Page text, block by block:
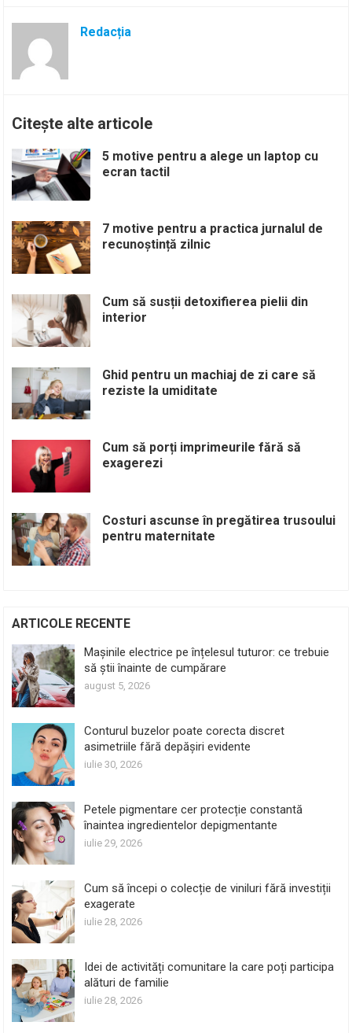
Redacția
Citește alte articole
5 motive pentru a alege un laptop cu
ecran tactil
7 motive pentru a practica jurnalul de
recunoștință zilnic
Cum să susții detoxifierea pielii din
interior
Ghid pentru un machiaj de zi care să
reziste la umiditate
Cum să porți imprimeurile fără să
exagerezi
Costuri ascunse în pregătirea trusoului
pentru maternitate
ARTICOLE RECENTE
Mașinile electrice pe înțelesul tuturor: ce trebuie
să știi înainte de cumpărare
august 5, 2026
Conturul buzelor poate corecta discret
asimetriile fără depășiri evidente
iulie 30, 2026
Petele pigmentare cer protecție constantă
înaintea ingredientelor depigmentante
iulie 29, 2026
Cum să începi o colecție de viniluri fără investiții
exagerate
iulie 28, 2026
Idei de activități comunitare la care poți participa
alături de familie
iulie 28, 2026